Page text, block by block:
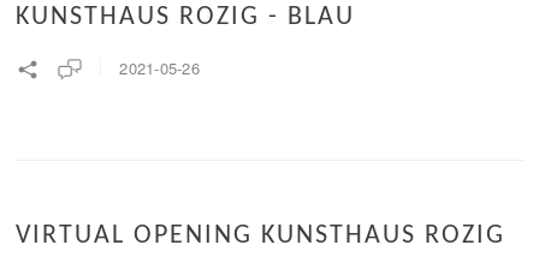
KUNSTHAUS ROZIG - BLAU
2021-05-26
VIRTUAL OPENING KUNSTHAUS ROZIG